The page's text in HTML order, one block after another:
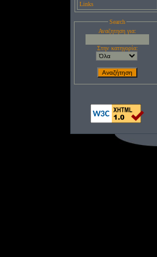
Links
Search
Αναζητηση για:
Στην κατηγορία: